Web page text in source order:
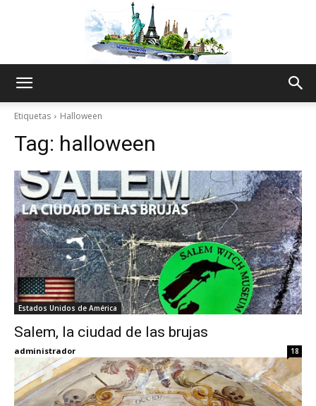
Thru
My
Etiquetas Halloween
Tag: halloween
Estados Unidos de América
Salem, la ciudad de las brujas
administrador 18